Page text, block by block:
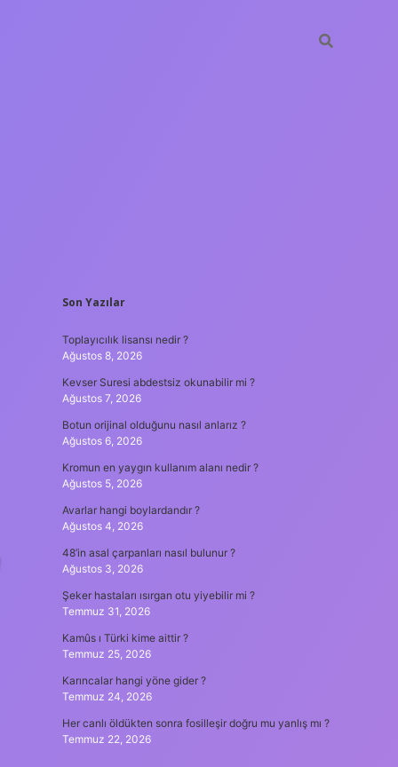
SIDEBAR
Son Yazılar
Toplayıcılık lisansı nedir ?
Ağustos 8, 2026
Kevser Suresi abdestsiz okunabilir mi ?
Ağustos 7, 2026
Botun orijinal olduğunu nasıl anlarız ?
Ağustos 6, 2026
Kromun en yaygın kullanım alanı nedir ?
Ağustos 5, 2026
Avarlar hangi boylardandır ?
Ağustos 4, 2026
48’in asal çarpanları nasıl bulunur ?
Ağustos 3, 2026
Şeker hastaları ısırgan otu yiyebilir mi ?
Temmuz 31, 2026
Kamûs ı Türki kime aittir ?
Temmuz 25, 2026
Karıncalar hangi yöne gider ?
Temmuz 24, 2026
Her canlı öldükten sonra fosilleşir doğru mu yanlış mı ?
Temmuz 22, 2026